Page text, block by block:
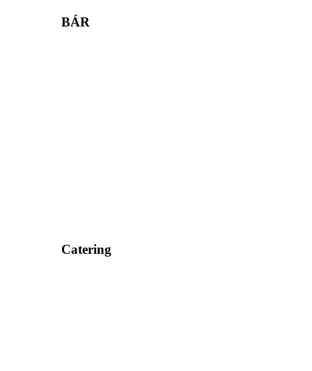
BÁR
Catering